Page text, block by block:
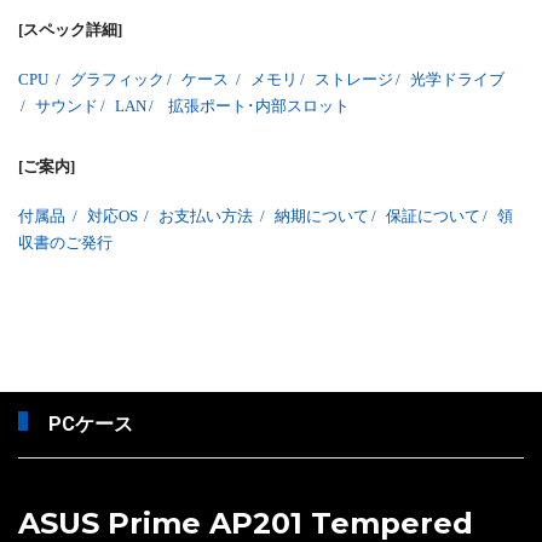
[スペック詳細]
CPU / グラフィック / ケース / メモリ / ストレージ / 光学ドライブ
/ サウンド / LAN/ 拡張ポート･内部スロット
[ご案内]
付属品 / 対応OS / お支払い方法 / 納期について / 保証について / 領
収書のご発行
PCケース
ASUS Prime AP201 Tempered